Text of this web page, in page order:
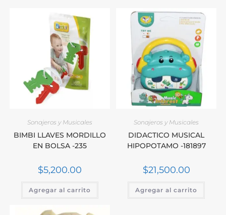
Sonajeros y Musicales
BIMBI LLAVES MORDILLO
EN BOLSA -235
$5,200.00
Agregar al carrito
Sonajeros y Musicales
DIDACTICO MUSICAL
HIPOPOTAMO -181897
$21,500.00
Agregar al carrito